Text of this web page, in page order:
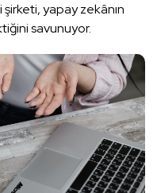
yapay zekânın
savunuyor.